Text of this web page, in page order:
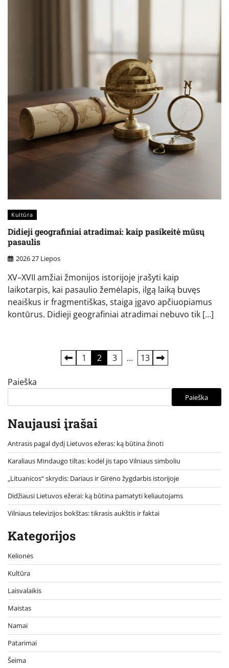
Kultūra
Didieji geografiniai atradimai: kaip pasikeitė mūsų
pasaulis
2026 27 Liepos
XV–XVII amžiai žmonijos istorijoje įrašyti kaip
laikotarpis, kai pasaulio žemėlapis, ilgą laiką buvęs
neaiškus ir fragmentiškas, staiga įgavo apčiuopiamus
kontūrus. Didieji geografiniai atradimai nebuvo tik […]
puslapiavimas
1 2 3 … 13
Paieška
Paieška
Naujausi įrašai
Antrasis pagal dydį Lietuvos ežeras: ką būtina žinoti
Karaliaus Mindaugo tiltas: kodėl jis tapo Vilniaus simboliu
„Lituanicos“ skrydis: Dariaus ir Girėno žygdarbis istorijoje
Didžiausi Lietuvos ežerai: ką būtina pamatyti keliautojams
Vilniaus televizijos bokštas: tikrasis aukštis ir faktai
Kategorijos
Kelionės
Kultūra
Laisvalaikis
Maistas
Namai
Patarimai
Šeima